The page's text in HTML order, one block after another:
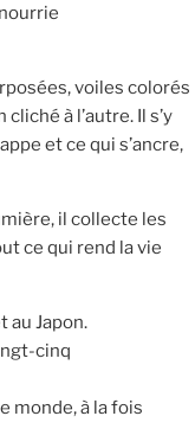
voiles colorés
à l’autre. Il s’y
et ce qui s’ancre,
il collecte les
ce qui rend la vie
au Japon.
cinq
monde, à la fois